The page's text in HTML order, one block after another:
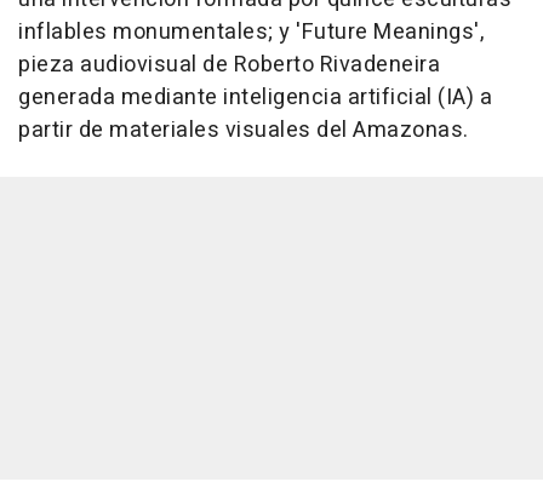
inflables monumentales; y 'Future Meanings',
pieza audiovisual de Roberto Rivadeneira
generada mediante inteligencia artificial (IA) a
partir de materiales visuales del Amazonas.